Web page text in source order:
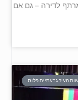
לדירה – גם אם
העיר גבעתיים פלוס